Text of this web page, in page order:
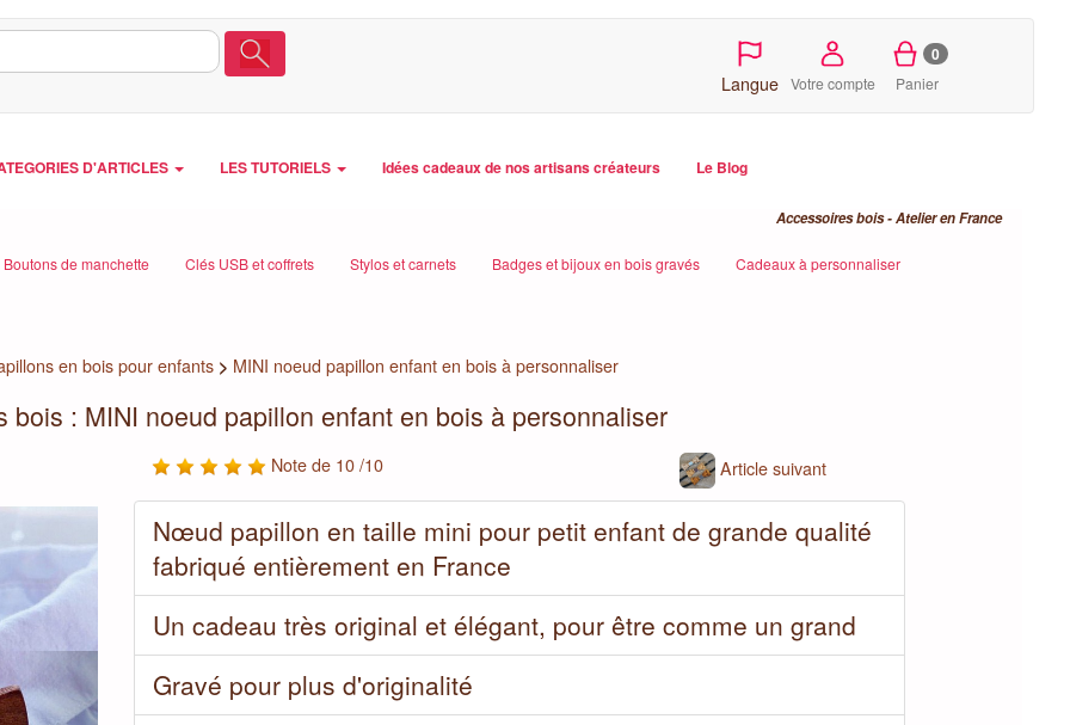
Langue Votre compte
0
Panier
D'ARTICLES LES TUTORIELS Idées cadeaux de nos artisans créateurs Le Blog
Accessoires bois - Atelier en France
Boutons de manchette Clés USB et coffrets Stylos et carnets Badges et bijoux en bois gravés Cadeaux à personnaliser
en bois pour enfants > MINI noeud papillon enfant en bois à personnaliser
bois : MINI noeud papillon enfant en bois à personnaliser
Note de 10 /10 Article suivant
Next
Nœud papillon en taille mini pour petit enfant de grande qualité
fabriqué entièrement en France
Un cadeau très original et élégant, pour être comme un grand
Gravé pour plus d'originalité